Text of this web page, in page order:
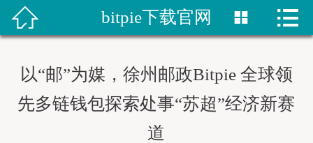
首页
bitpie钱包
 bitpie下载官网  
以“邮”为媒，徐州邮政Bitpie 全球领
先多链钱包探索处事“苏超”经济新赛
道